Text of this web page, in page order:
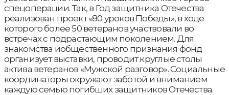
спецоперации. Так, в Год защитника Отечества
реализован проект «80 уроков Победы», в ходе
которого более 50 ветеранов участвовали во
встречах с подрастающим поколением. Для
знакомства иобщественного признания фонд
организует выставки, проводит круглые столы
актива ветеранов «Мужской разговор». Социальные
координаторы окружают заботой и вниманием
каждую семью погибших защитников Отечества.